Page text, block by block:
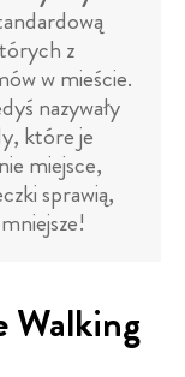
z
w mieście.
nazywały
które je
miejsce,
sprawią,
Walking